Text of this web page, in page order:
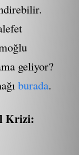
geliyor?
burada.
Krizi: